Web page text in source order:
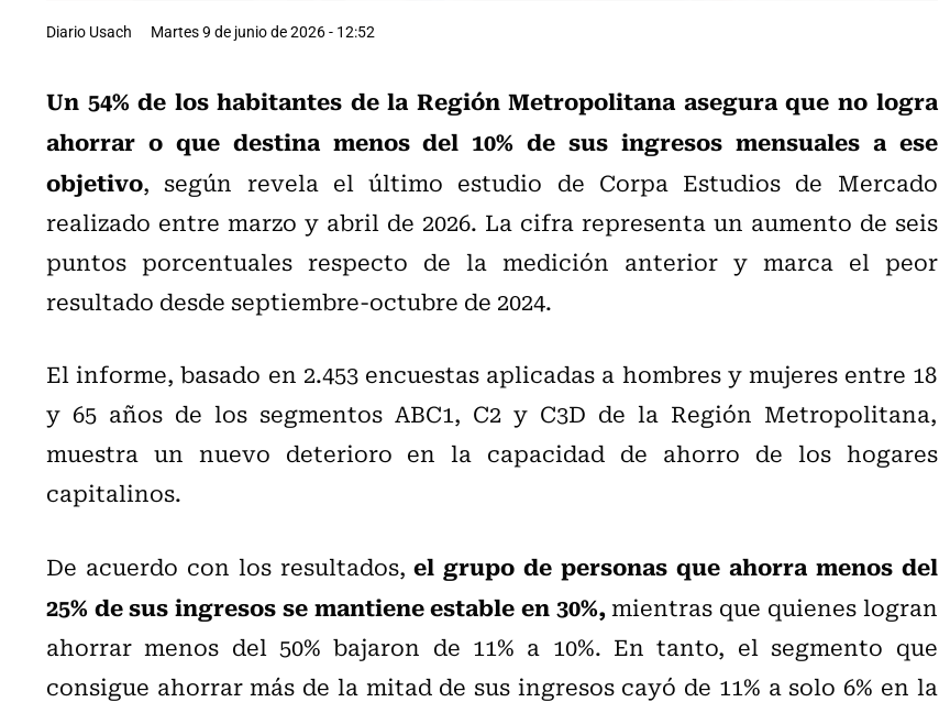
Diario Usach Martes 9 de junio de 2026 - 12:52
Un 54% de los habitantes de la Región Metropolitana asegura que no logra
ahorrar o que destina menos del 10% de sus ingresos mensuales a ese
objetivo, según revela el último estudio de Corpa Estudios de Mercado
realizado entre marzo y abril de 2026. La cifra representa un aumento de seis
puntos porcentuales respecto de la medición anterior y marca el peor
resultado desde septiembre-octubre de 2024.
El informe, basado en 2.453 encuestas aplicadas a hombres y mujeres entre 18
y 65 años de los segmentos ABC1, C2 y C3D de la Región Metropolitana,
muestra un nuevo deterioro en la capacidad de ahorro de los hogares
capitalinos.
De acuerdo con los resultados,el grupo de personas que ahorra menos del
25% de sus ingresos se mantiene estable en 30%,mientras que quienes logran
ahorrar menos del 50% bajaron de 11% a 10%. En tanto, el segmento que
consigue ahorrar más de la mitad de sus ingresos cayó de 11% a solo 6% en la